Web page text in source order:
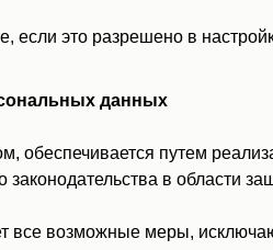
это разрешено в
данных
путем
в области
все возможные меры,